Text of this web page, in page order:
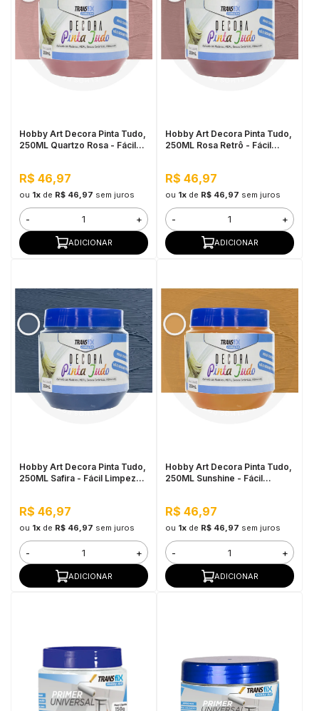
Hobby Art Decora Pinta Tudo,
250ML Quartzo Rosa - Fácil
R$ 46,97
ou 1xde R$ 46,97 sem juros
- +
ADICIONAR
Hobby Art Decora Pinta Tudo,
250ML Rosa Retrô - Fácil
R$ 46,97
ou 1xde R$ 46,97 sem juros
- +
ADICIONAR
Hobby Art Decora Pinta Tudo,
250ML Safira - Fácil Limpeza,
R$ 46,97
ou 1xde R$ 46,97 sem juros
- +
ADICIONAR
Hobby Art Decora Pinta Tudo,
250ML Sunshine - Fácil
R$ 46,97
ou 1xde R$ 46,97 sem juros
- +
ADICIONAR